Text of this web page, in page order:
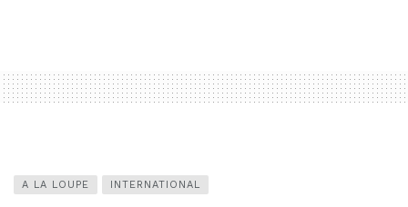
A LA LOUPE INTERNATIONAL